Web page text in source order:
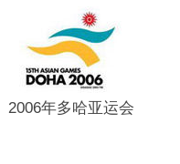
2006年多哈亚运会